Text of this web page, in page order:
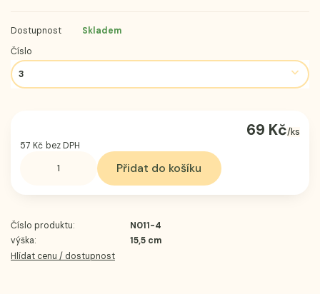
Dostupnost
Skladem
Číslo
69 Kč/ks
57 Kč bez DPH
Přidat do košíku
Číslo produktu:
N011-4
výška:
15,5 cm
Hlídat cenu / dostupnost